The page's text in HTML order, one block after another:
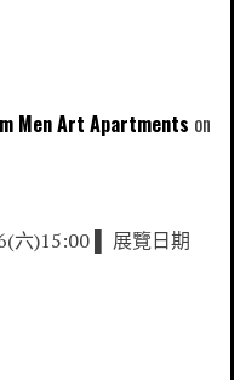
Men Art Apartments
六)15:00 ▌ 展覽日期